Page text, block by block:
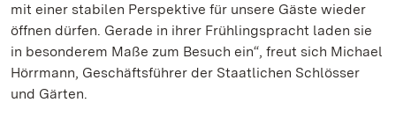
mit einer stabilen Perspektive für unsere Gäste wieder
öffnen dürfen. Gerade in ihrer Frühlingspracht laden sie
in besonderem Maße zum Besuch ein“, freut sich Michael
Hörrmann, Geschäftsführer der Staatlichen Schlösser
und Gärten.